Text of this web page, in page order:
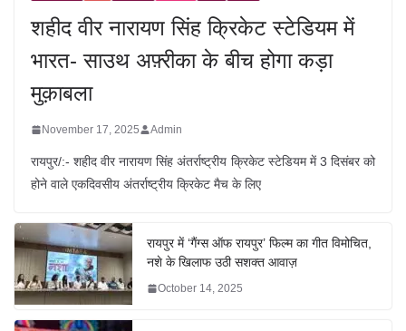
शहीद वीर नारायण सिंह क्रिकेट स्टेडियम में
भारत- साउथ अफ़्रीका के बीच होगा कड़ा
मुक़ाबला
November 17, 2025 Admin
रायपुर/:- शहीद वीर नारायण सिंह अंतर्राष्ट्रीय क्रिकेट स्टेडियम में 3 दिसंबर को
होने वाले एकदिवसीय अंतर्राष्ट्रीय क्रिकेट मैच के लिए
रायपुर में ‘गैंग्स ऑफ रायपुर’ फिल्म का गीत विमोचित,
नशे के खिलाफ उठी सशक्त आवाज़
October 14, 2025